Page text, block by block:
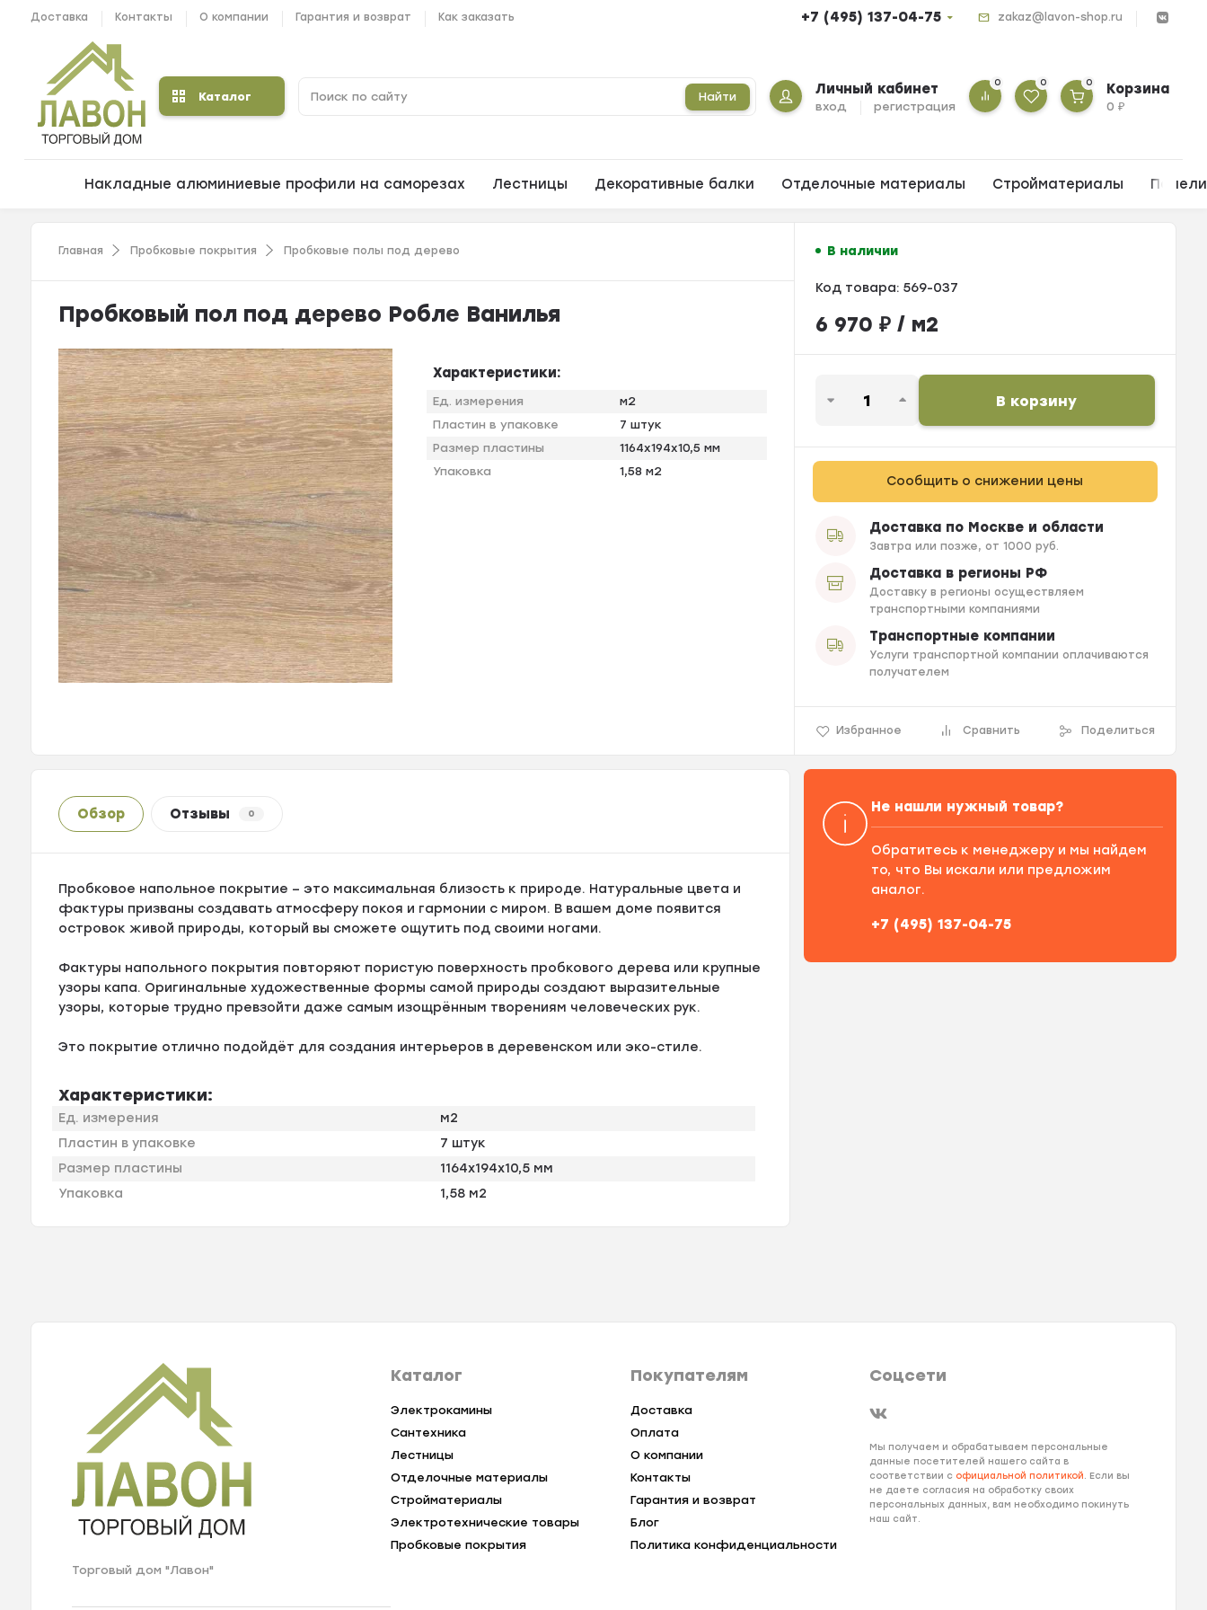
Доставка Контакты О компании Гарантия и возврат Как заказать +7 (495) 137-04-75 zakaz@lavon-shop.ru
Каталог Найти Личный кабинет
вход регистрация
0 0 0 Корзина
0₽
Накладные алюминиевые профили на саморезах Лестницы Декоративные балки Отделочные материалы Стройматериалы
Главная Пробковые покрытия Пробковые полы под дерево
Пробковый пол под дерево Робле Ванилья
Характеристики:
Ед. измерения
м2
Пластин в упаковке
7 штук
Размер пластины
1164х194х10,5 мм
Упаковка
1,58 м2
В наличии
Код товара: 569-037
6 970 ₽/ м2
В корзину
Сообщить о снижении цены
Доставка по Москве и области
Завтра или позже, от 1000 руб.
Доставка в регионы РФ
Доставку в регионы осуществляем
транспортными компаниями
Транспортные компании
Услуги транспортной компании оплачиваются
получателем
Избранное Сравнить Поделиться
Обзор Отзывы 0
Пробковое напольное покрытие – это максимальная близость к природе. Натуральные цвета и
фактуры призваны создавать атмосферу покоя и гармонии с миром. В вашем доме появится
островок живой природы, который вы сможете ощутить под своими ногами.
Фактуры напольного покрытия повторяют пористую поверхность пробкового дерева или крупные
узоры капа. Оригинальные художественные формы самой природы создают выразительные
узоры, которые трудно превзойти даже самым изощрённым творениям человеческих рук.
Это покрытие отлично подойдёт для создания интерьеров в деревенском или эко-стиле.
Характеристики:
Ед. измерения
м2
Пластин в упаковке
7 штук
Размер пластины
1164х194х10,5 мм
Упаковка
1,58 м2
Не нашли нужный товар?
Обратитесь к менеджеру и мы найдем
то, что Вы искали или предложим
аналог.
+7 (495) 137-04-75
Торговый дом "Лавон"
Каталог
Электрокамины
Сантехника
Лестницы
Отделочные материалы
Стройматериалы
Электротехнические товары
Пробковые покрытия
Покупателям
Доставка
Оплата
О компании
Контакты
Гарантия и возврат
Блог
Политика конфиденциальности
Соцсети
Мы получаем и обрабатываем персональные
данные посетителей нашего сайта в
соответствии с официальной политикой. Если вы
не даете согласия на обработку своих
персональных данных, вам необходимо покинуть
наш сайт.